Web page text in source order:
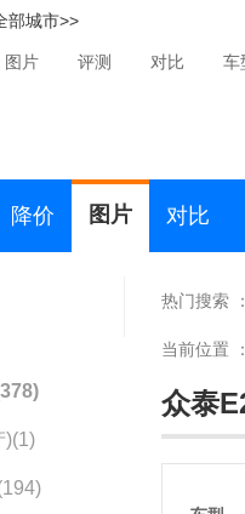
部城市>>
图片 评测 对比 车
降价 图片 对比
)(1)
热门搜索 ：
当前位置 ：
众泰